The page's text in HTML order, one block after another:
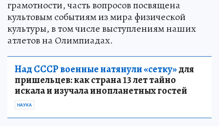
грамотности, часть вопросов посвящена
культовым событиям из мира физической
культуры, в том числе выступлениям наших
атлетов на Олимпиадах.
Над СССР военные натянули «сетку»для
пришельцев: как страна 13 лет тайно
искала и изучала инопланетных гостей
НАУКА